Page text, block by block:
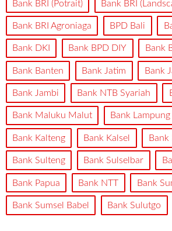
Bank BRI (Potrait) Bank BRI
Bank BRI Agroniaga BPD Bali
Bank DKI Bank BPD DIY Bank
Bank Banten Bank Jatim Bank
Bank Jambi Bank NTB Syariah
Bank Maluku Malut Bank Lampung
Bank Kalteng Bank Kalsel Bank
Bank Sulteng Bank Sulselbar
Bank Papua Bank NTT Bank
Bank Sumsel Babel Bank Sulutgo